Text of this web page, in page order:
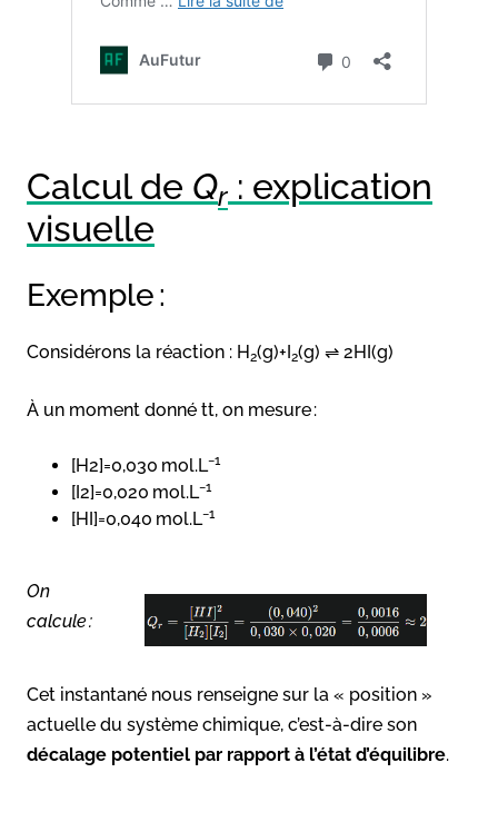
Calcul de Qr : explication
visuelle
Exemple :
Considérons la réaction : H 2(g)+I 2(g) ⇌ 2HI(g)
À un moment donné tt, on mesure :
[H2]=0,030 mol.L−1
[I2]=0,020 mol.L−1
[HI]=0,040 mol.L−1
On
calcule :
Cet instantané nous renseigne sur la « position »
actuelle du système chimique, c’est-à-dire son
décalage potentiel par rapport à l’état d’équilibre.